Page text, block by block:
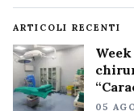
notizie
ARTICOLI RECENTI
05